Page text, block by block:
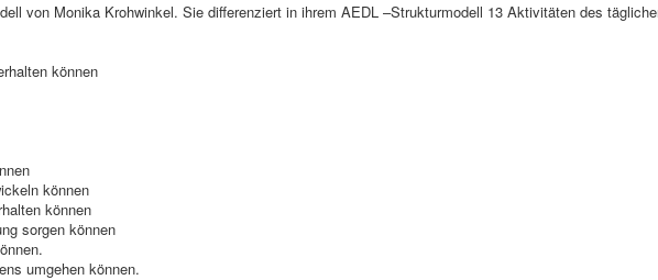
von Monika Krohwinkel. Sie differenziert in ihrem AEDL –Strukturmodell 13 Aktivitäten des
können
können
können
sorgen können
umgehen können.